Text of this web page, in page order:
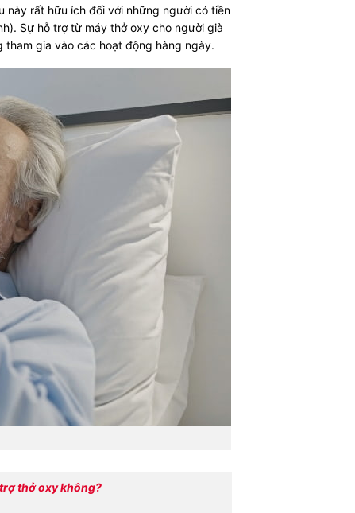
này rất hữu ích đối với những người có tiền
Sự hỗ trợ từ máy thở oxy cho người già
tham gia vào các hoạt động hàng ngày.
thở oxy không?